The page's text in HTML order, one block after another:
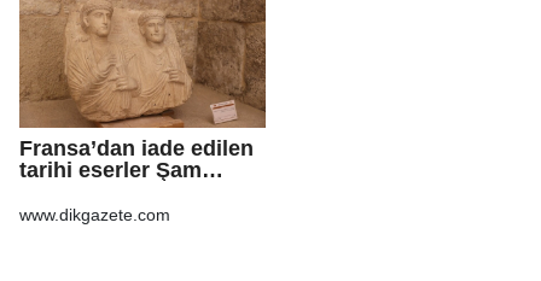
Fransa’dan iade edilen
tarihi eserler Şam
www.dikgazete.com